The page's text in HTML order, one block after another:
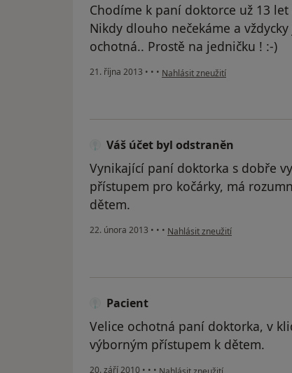
Chodíme k paní doktorce už 13
Nikdy dlouho nečekáme a
ochotná.. Prostě na jedničku ! :-)
21. října 2013 • • • podle názoru uživatele Váš účet
Nahlásit zneužití
Váš účet byl odstraněn
Vynikající paní doktorka s dobře
přístupem pro kočárky, má
dětem.
22. února 2013 • • • podle názoru uživatele Váš účet
Nahlásit zneužití
Pacient
Velice ochotná paní doktorka, v
výborným přístupem k dětem.
20. září 2010 • • • podle názoru uživatele Pacient